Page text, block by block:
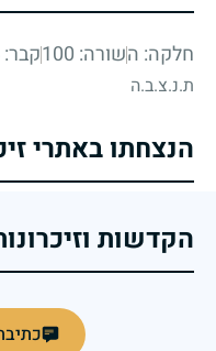
חלקה: השורה: 100 קבר: 14
ת.נ.צ.ב.ה
הנצחתו באתרי
הקדשות